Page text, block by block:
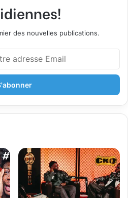
des nouvelles publications.